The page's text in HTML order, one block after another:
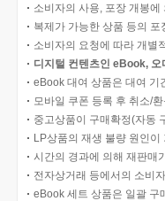
소비자의 사용, 포장 개봉
복제가 가능한 상품 등의
소비자의 요청에 따라 개별
디지털 컨텐츠인 eBook,
eBook 대여 상품은 대여 기
모바일 쿠폰 등록 후 취소/
중고상품이 구매확정(자동
LP상품의 재생 불량 원인
시간의 경과에 의해 재판매
전자상거래 등에서의 소비
eBook 세트 상품은 일괄 구